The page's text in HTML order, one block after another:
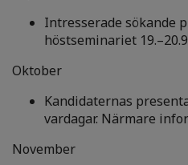
Intresserade sökande
höstseminariet
Oktober
Kandidaternas
vardagar. Närmare
November